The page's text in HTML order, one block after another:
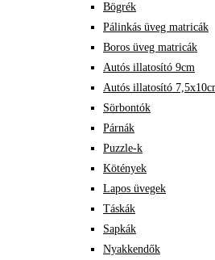
Bögrék
Pálinkás üveg matricák
Boros üveg matricák
Autós illatosító 9cm
Autós illatosító
Sörbontók
Párnák
Puzzle-k
Kötények
Lapos üvegek
Táskák
Sapkák
Nyakkendők